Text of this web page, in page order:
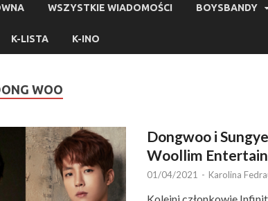
WSZYSTKIE WIADOMOŚCI BOYSBANDY
K-LISTA K-INO
WOO
Dongwoo i
Woollim
01/04/2021 - Karolina